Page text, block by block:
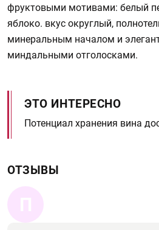
фруктовыми мотивами: белый
яблоко. вкус округлый,
минеральным началом и
миндальными отголосками.
ЭТО ИНТЕРЕСНО
Потенциал хранения вина
ОТЗЫВЫ
П